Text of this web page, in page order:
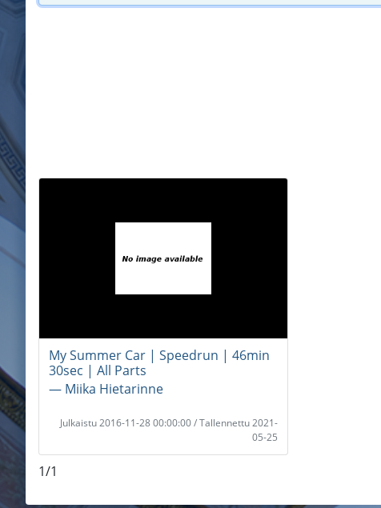
My Summer Car | Speedrun | 46min
30sec | All Parts
― Miika Hietarinne
Julkaistu 2016-11-28 00:00:00 / Tallennettu 2021-
05-25
1/1